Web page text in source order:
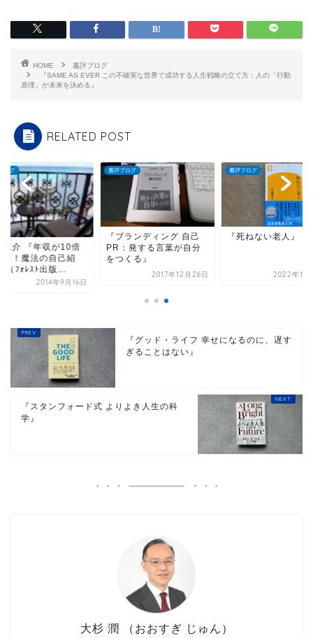
HOME
書評ブログ
『SAME AS EVER この不確実な世界で成功する人生戦略の立て方：人の「行動
原理」が未来を決める』
RELATED POST
ログ
ランディング 自己
発する言葉が自分
くる』
2017年12月26日
書評ブログ
『死ねない老人』
2022年11月10日
書評ブログ
松野恵介 『年収が
2014年9
『グッド・ライフ 幸せになるのに、遅す
ぎることはない』
『スタンフォード式 よりよき人生の科
学』
大杉 潤 （おおすぎ じゅん）